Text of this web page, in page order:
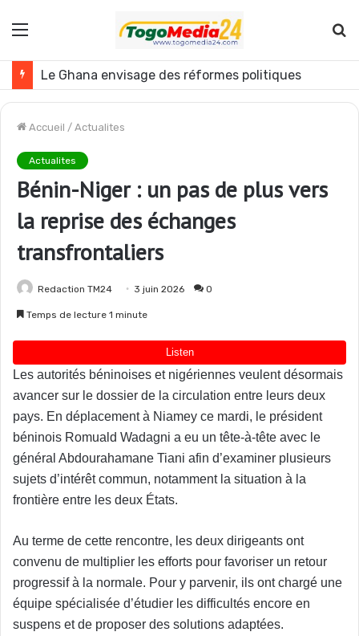
Menu
Le Ghana envisage des réformes politiques
Accueil / Actualites
Actualites
Bénin-Niger : un pas de plus vers
la reprise des échanges
transfrontaliers
Redaction TM24 3 juin 2026 0
Temps de lecture 1 minute
Les autorités béninoises et nigériennes veulent désormais
avancer sur le dossier de la circulation entre leurs deux
pays. En déplacement à Niamey ce mardi, le président
béninois Romuald Wadagni a eu un tête-à-tête avec le
général Abdourahamane Tiani afin d’examiner plusieurs
sujets d’intérêt commun, notamment la situation à la
frontière entre les deux États.
Au terme de cette rencontre, les deux dirigeants ont
convenu de multiplier les efforts pour favoriser un retour
progressif à la normale. Pour y parvenir, ils ont chargé une
équipe spécialisée d’étudier les difficultés encore en
suspens et de proposer des solutions adaptées.